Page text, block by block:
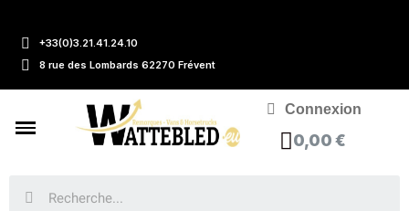
+33(0)3.21.41.24.10
8 rue des Lombards 62270 Frévent
Connexion
0,00 €